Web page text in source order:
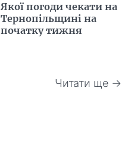
Якої погоди чекати на
Тернопільщині на
початку тижня
Читати ще →